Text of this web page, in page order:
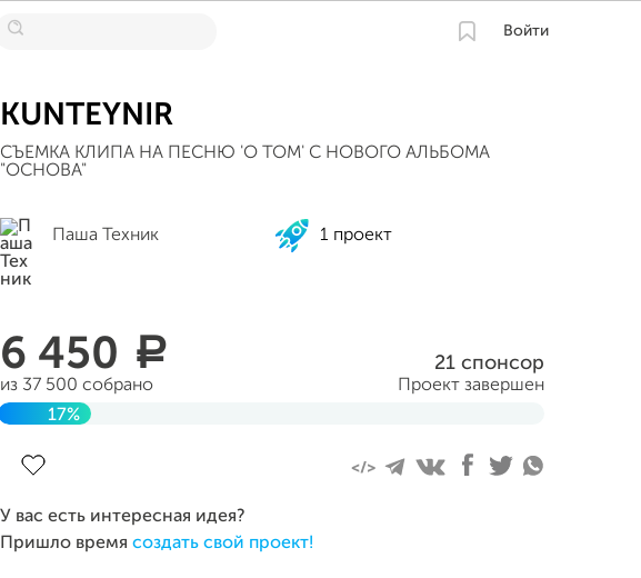
Войти
KUNTEYNIR
СЪЕМКА КЛИПА НА ПЕСНЮ 'О ТОМ' С НОВОГО АЛЬБОМА
"ОСНОВА"
Паша Техник 1 проект
6 450 a
из 37 500 собрано
21 спонсор
Проект завершен
17%
У вас есть интересная идея?
Пришло время создать свой проект!